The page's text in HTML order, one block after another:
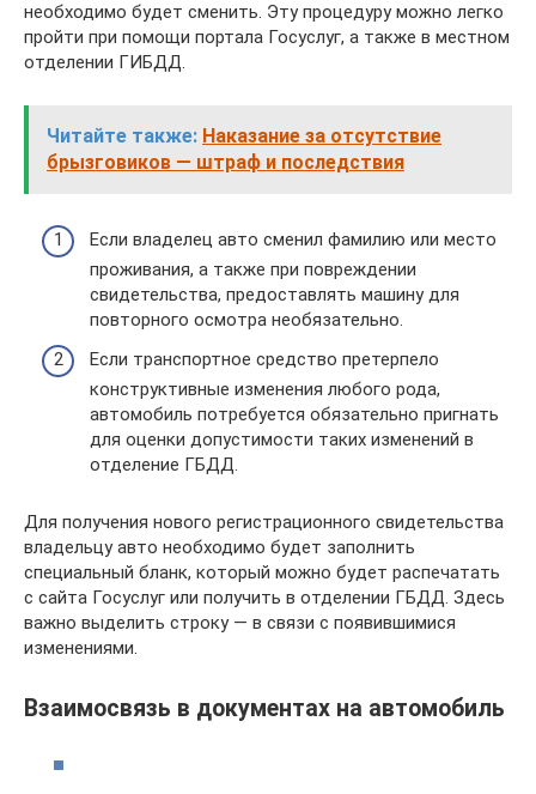
необходимо будет сменить. Эту процедуру можно легко
пройти при помощи портала Госуслуг, а также в местном
отделении ГИБДД.
Читайте также: Наказание за отсутствие
брызговиков — штраф и последствия
Если владелец авто сменил фамилию или место
проживания, а также при повреждении
свидетельства, предоставлять машину для
повторного осмотра необязательно.
Если транспортное средство претерпело
конструктивные изменения любого рода,
автомобиль потребуется обязательно пригнать
для оценки допустимости таких изменений в
отделение ГБДД.
Для получения нового регистрационного свидетельства
владельцу авто необходимо будет заполнить
специальный бланк, который можно будет распечатать
с сайта Госуслуг или получить в отделении ГБДД. Здесь
важно выделить строку — в связи с появившимися
изменениями.
Взаимосвязь в документах на автомобиль